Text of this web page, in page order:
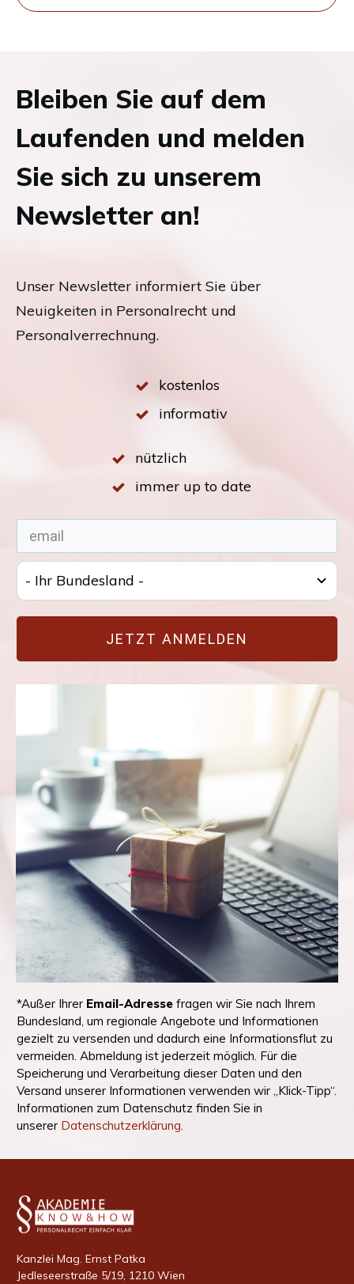
Bleiben Sie auf dem
Laufenden und melden
Sie sich zu unserem
Newsletter an!
Unser Newsletter informiert Sie über
Neuigkeiten in Personalrecht und
Personalverrechnung.
kostenlos
informativ
nützlich
immer up to date
- Ihr Bundesland -
JETZT ANMELDEN
*Außer Ihrer Email-Adresse fragen wir Sie nach Ihrem
Bundesland, um regionale Angebote und Informationen
gezielt zu versenden und dadurch eine Informationsflut zu
vermeiden. Abmeldung ist jederzeit möglich. Für die
Speicherung und Verarbeitung dieser Daten und den
Versand unserer Informationen verwenden wir „Klick-Tipp“.
Informationen zum Datenschutz finden Sie in
unserer Datenschutzerklärung
Kanzlei Mag. Ernst Patka
Jedleseerstraße 5/19, 1210 Wien